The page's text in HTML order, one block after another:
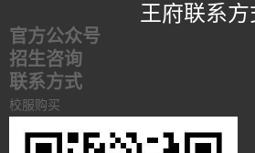
王府联系方
官方公众号
招生咨询
联系方式
校服购买